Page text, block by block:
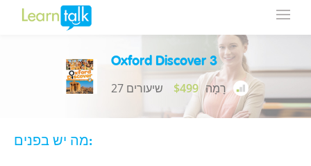
Oxford Discover 3
27 שיעורים $499 רָמָה
מה יש בפנים: